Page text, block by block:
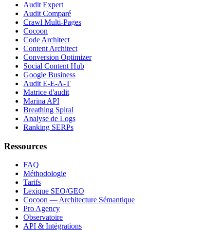
Audit Expert
Audit Comparé
Crawl Multi-Pages
Cocoon
Code Architect
Content Architect
Conversion Optimizer
Social Content Hub
Google Business
Audit E-E-A-T
Matrice d'audit
Marina API
Breathing Spiral
Analyse de Logs
Ranking SERPs
Ressources
FAQ
Méthodologie
Tarifs
Lexique SEO/GEO
Cocoon — Architecture Sémantique
Pro Agency
Observatoire
API & Intégrations